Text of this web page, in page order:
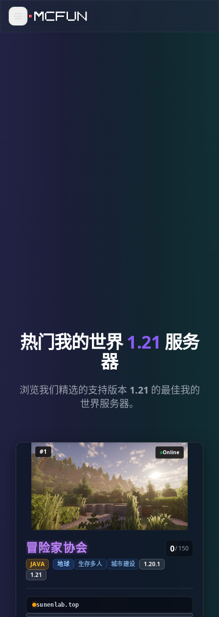
热门我的世界1.21 服务
器
浏览我们精选的支持版本 1.21 的最佳我的
世界服务器。
#1 Online
冒险家协会
JAVA 地球 生存多人 城市建设
1.20.1
1.21
0/ 150
sunenlab.top